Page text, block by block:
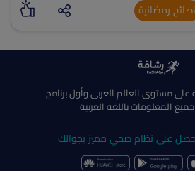
نصائح رمضانية
على مستوى العالم العربى وأول برنامج
جميع المعلومات باللغه العربية
على نظام صحي مميز بجوالك